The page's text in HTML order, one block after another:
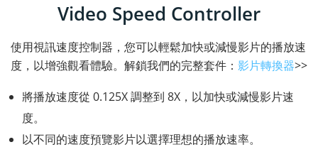
Video Speed Controller
使用視訊速度控制器，您可以輕鬆加快或減慢影片的播放速
度，以增強觀看體驗。解鎖我們的完整套件： 影片轉換器>>
將播放速度從 0.125X 調整到 8X，以加快或減慢影片速
度。
以不同的速度預覽影片以選擇理想的播放速率。